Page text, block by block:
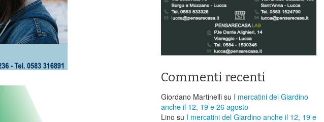
Commenti recenti
Giordano Martinelli su I mercatini del Giardino
anche il 12, 19 e 26 agosto
Lino su I mercatini del Giardino anche il 12, 19 e